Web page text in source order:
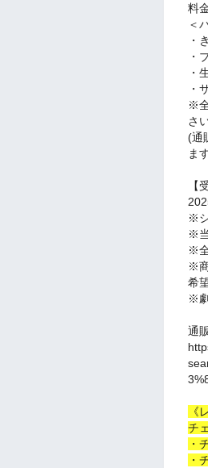
料
＜
・
・
・
・
※
さ
(通
ま
【
※
※
※
※
希
※
通
《
チ
・
・